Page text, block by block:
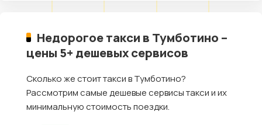
Недорогое такси в Тумботино –
цены 5+ дешевых сервисов
Сколько же стоит такси в Тумботино?
Рассмотрим самые дешевые сервисы такси и их
минимальную стоимость поездки.